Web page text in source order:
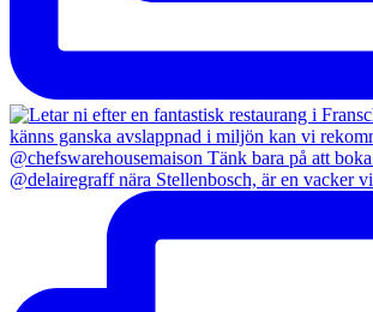
@delairegraff nära Stellenbosch, är en vacker vi